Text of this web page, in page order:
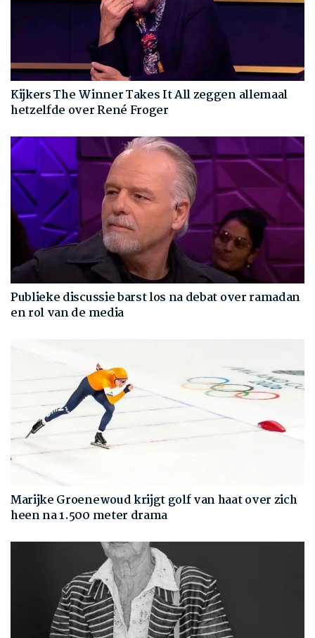
Kijkers The Winner Takes It All zeggen allemaal
hetzelfde over René Froger
Publieke discussie barst los na debat over ramadan
en rol van de media
Marijke Groenewoud krijgt golf van haat over zich
heen na 1.500 meter drama